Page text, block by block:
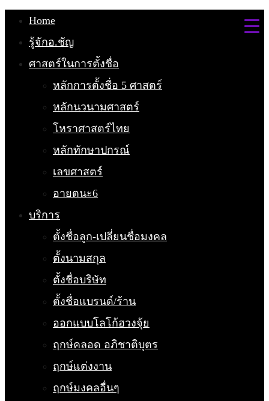
Home
รู้จักอ.ชัญ
ศาสตร์ในการตั้งชื่อ
หลักการตั้งชื่อ 5 ศาสตร์
หลักนวนามศาสตร์
โหราศาสตร์ไทย
หลักทักษาปกรณ์
เลขศาสตร์
อายตนะ6
บริการ
ตั้งชื่อลูก-เปลี่ยนชื่อมงคล
ตั้งนามสกุล
ตั้งชื่อบริษัท
ตั้งชื่อแบรนด์/ร้าน
ออกแบบโลโก้ฮวงจุ้ย
ฤกษ์คลอด อภิชาติบุตร
ฤกษ์แต่งงาน
ฤกษ์มงคลอื่นๆ